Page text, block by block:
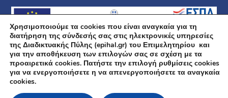
Υποέργο 1 Πράξης: «Ανάπτυξη και Αναβάθμιση
Ηλεκτρονικής Υποδομής και Ψηφιακών Υπηρεσιών του
Επιμελητηρίου Χαλκιδικής» Επιχειρησιακό Πρόγραμμα
Χρησιμοποιούμε τα cookies που είναι αναγκαία για τη
διατήρηση της σύνδεσής σας στις ηλεκτρονικές υπηρεσίες
της Διαδικτυακής Πύλης (epihal.gr) του Επιμελητηρίου και
για την αποθήκευση των επιλογών σας σε σχέση με τα
προαιρετικά cookies. Πατήστε την επιλογή ρυθμίσεις cookies
για να ενεργοποιήσετε η να απενεργοποιήσετε τα αναγκαία
cookies.